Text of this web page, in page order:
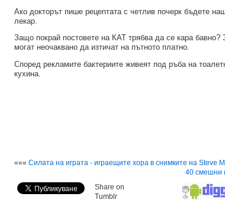
Ако докторът пише рецептата с четлив почерк бъдете
лекар.
Защо покрай постовете на КАТ трябва да се кара бавно?
могат неочаквано да изтичат на пътното платно.
Според рекламите бактериите живеят под ръба на
кухина.
««« Силата на играта - играещите хора в снимките на Steve
40 смешни
Share on
Tumblr